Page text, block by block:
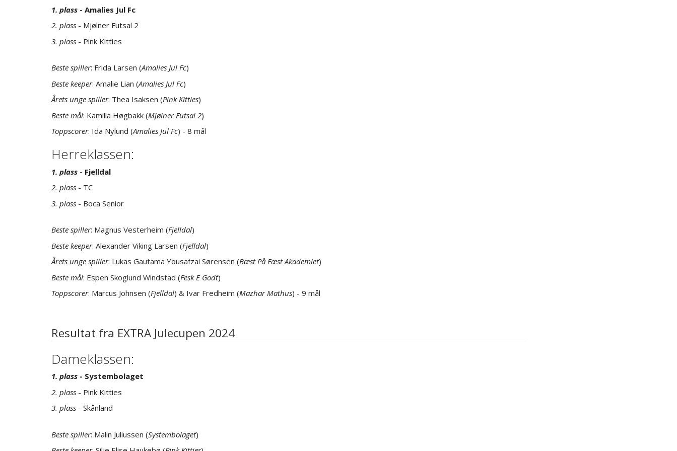
1. plass - Amalies Jul Fc
2. plass - Mjølner Futsal 2
3. plass - Pink Kitties
Beste spiller: Frida Larsen (Amalies Jul Fc)
Beste keeper: Amalie Lian (Amalies Jul Fc)
Årets unge spiller: Thea Isaksen (Pink Kitties)
Beste mål: Kamilla Høgbakk (Mjølner Futsal 2)
Toppscorer: Ida Nylund (Amalies Jul Fc) - 8 mål
Herreklassen:
1. plass - Fjelldal
2. plass - TC
3. plass - Boca Senior
Beste spiller: Magnus Vesterheim (Fjelldal)
Beste keeper: Alexander Viking Larsen (Fjelldal)
Årets unge spiller: Lukas Gautama Yousafzai Sørensen (Bæst På Fæst Akademiet)
Beste mål: Espen Skoglund Windstad (Fesk E Godt)
Toppscorer: Marcus Johnsen (Fjelldal) & Ivar Fredheim (Mazhar Mathus) - 9 mål
Resultat fra EXTRA Julecupen 2024
Dameklassen:
1. plass - Systembolaget
2. plass - Pink Kitties
3. plass - Skånland
Beste spiller: Malin Juliussen (Systembolaget)